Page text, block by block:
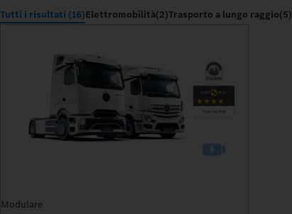
Tutti i risultati (16)Elettromobilità(2)Trasporto a lungo raggio(5)
Modulare